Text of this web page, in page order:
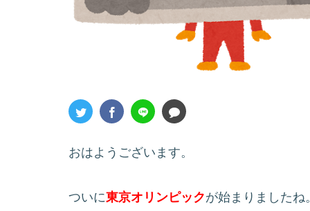
おはようございます。
ついに東京オリンピックが始まりましたね